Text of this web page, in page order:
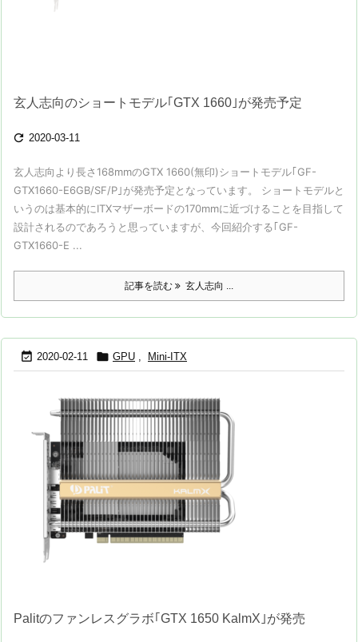
玄人志向のショートモデル｢GTX 1660｣が発売予定
 2020-03-11
玄人志向より長さ168mmのGTX 1660(無印)ショートモデル｢GF-
GTX1660-E6GB/SF/P｣が発売予定となっています。 ショートモデルと
いうのは基本的にITXマザーボードの170mmに近づけることを目指して
設計されるのであろうと思っていますが、今回紹介する｢GF-
GTX1660-E ...
記事を読む 玄人志向 ...
 2020-02-11  GPU , Mini-ITX
Palitのファンレスグラボ｢GTX 1650 KalmX｣が発売